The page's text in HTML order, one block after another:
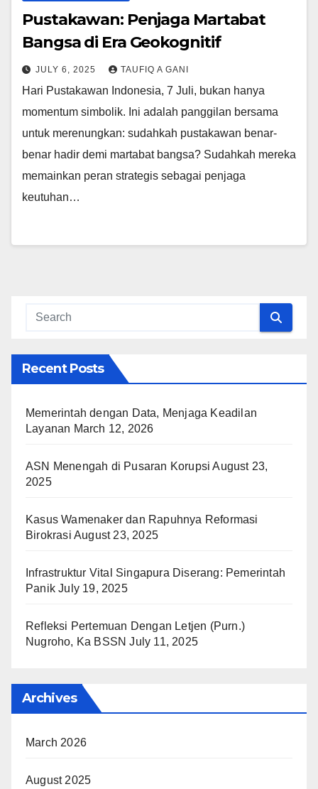
Pustakawan: Penjaga Martabat
Bangsa di Era Geokognitif
JULY 6, 2025 TAUFIQ A GANI
Hari Pustakawan Indonesia, 7 Juli, bukan hanya
momentum simbolik. Ini adalah panggilan bersama
untuk merenungkan: sudahkah pustakawan benar-
benar hadir demi martabat bangsa? Sudahkah mereka
memainkan peran strategis sebagai penjaga
keutuhan…
Recent Posts
Memerintah dengan Data, Menjaga Keadilan
Layanan March 12, 2026
ASN Menengah di Pusaran Korupsi August 23,
2025
Kasus Wamenaker dan Rapuhnya Reformasi
Birokrasi August 23, 2025
Infrastruktur Vital Singapura Diserang: Pemerintah
Panik July 19, 2025
Refleksi Pertemuan Dengan Letjen (Purn.)
Nugroho, Ka BSSN July 11, 2025
Archives
March 2026
August 2025